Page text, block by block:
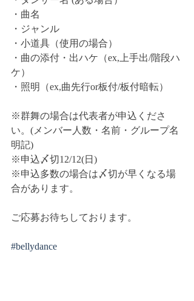
・曲名
・ジャンル
・小道具（使用の場合）
・曲の添付・出ハケ（ex,上手出/階段ハ
ケ）
・照明（ex,曲先行or板付/板付暗転）
※群舞の場合は代表者が申込くださ
い。(メンバー人数・名前・グループ名
明記)
※申込〆切12/12(日)
※申込多数の場合は〆切が早くなる場
合があります。
ご応募お待ちしております。
#bellydance